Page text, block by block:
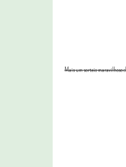
Mais um sorteio maravilhoso